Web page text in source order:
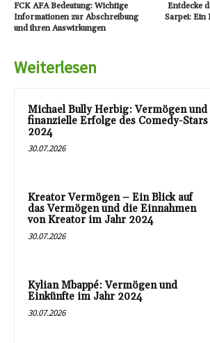
FCK AFA Bedeutung: Wichtige
Informationen zur Abschreibung
und ihren Auswirkungen
Entdecke
Sarpei: Ein
Weiterlesen
Michael Bully Herbig: Vermögen und
finanzielle Erfolge des Comedy-Stars
2024
30.07.2026
Kreator Vermögen – Ein Blick auf
das Vermögen und die Einnahmen
von Kreator im Jahr 2024
30.07.2026
Kylian Mbappé: Vermögen und
Einkünfte im Jahr 2024
30.07.2026